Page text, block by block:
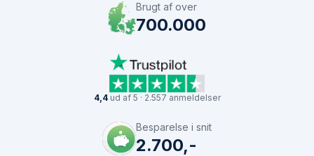
Brugt af over
700.000
4,4ud af 5 · 2.557 anmeldelser
Besparelse i snit
2.700,-